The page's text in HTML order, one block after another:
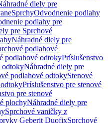
diely pre
SprchyOdvodnenie podlahy
podlahy pre
pre Sprchové
Náhradné diely pre
podlahové
podlahové odtokyPríslušenstvo
odtokyNáhradné diely pre
podlahové odtokyStenové
Príslušenstvo pre stenové
pre stenové
plochyNáhradné diely pre
Sprchové vaničky z
Geberit DuofixSprchové